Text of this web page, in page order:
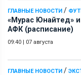
ГЛАВНЫЕ НОВОСТИ /
«Мурас Юнайтед»
АФК (расписание)
09:40 | 07 августа
ГЛАВНЫЕ НОВОСТИ /